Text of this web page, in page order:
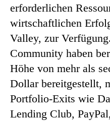
erforderlichen
wirtschaftlichen
Valley, zur
Community haben
Höhe von mehr als
Dollar bereitgestellt,
Portfolio-Exits wie
Lending Club,